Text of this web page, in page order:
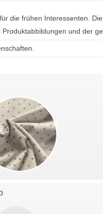
die frühen Interessenten.
und der